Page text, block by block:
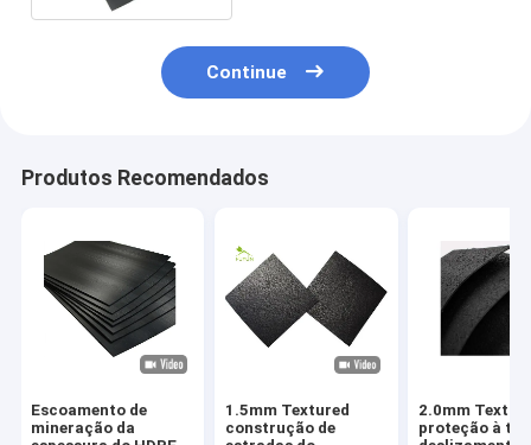
Continue
Produtos Recomendados
Escoamento de
mineração da
1.5mm Textured
construção de
2.0mm
proteção à